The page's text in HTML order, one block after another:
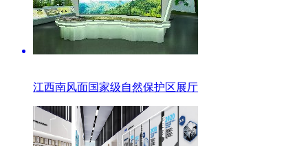
江西南风面国家级自然保护区展厅